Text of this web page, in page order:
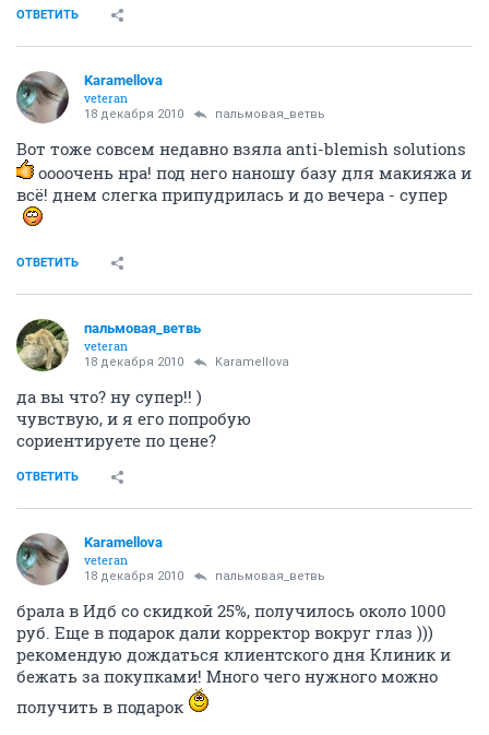
ОТВЕТИТЬ
Karamellova
veteran
18 декабря 2010 пальмовая_ветвь
Вот тоже совсем недавно взяла anti-blemish solutions
оооочень нра! под него наношу базу для макияжа и
всё! днем слегка припудрилась и до вечера - супер
ОТВЕТИТЬ
пальмовая_ветвь
veteran
18 декабря 2010 Karamellova
да вы что? ну супер!! )
чувствую, и я его попробую
сориентируете по цене?
ОТВЕТИТЬ
Karamellova
veteran
18 декабря 2010 пальмовая_ветвь
брала в Идб со скидкой 25%, получилось около 1000
руб. Еще в подарок дали корректор вокруг глаз )))
рекомендую дождаться клиентского дня Клиник и
бежать за покупками! Много чего нужного можно
получить в подарок